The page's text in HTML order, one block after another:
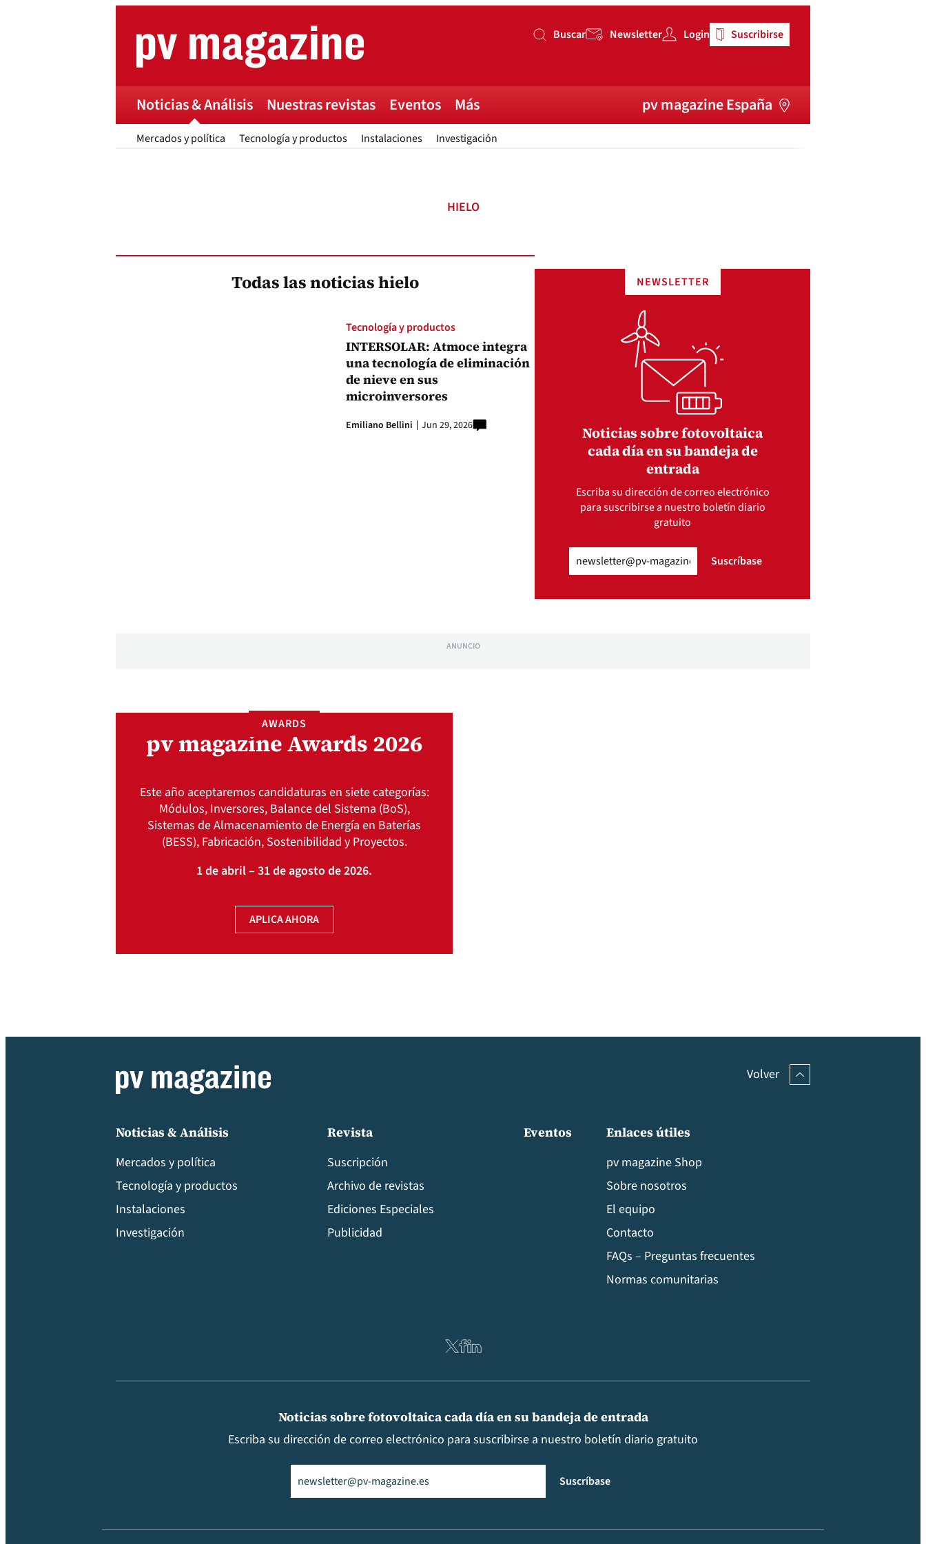
Buscar
Buscar Newsletter Login Suscribirse
Noticias & Análisis
Mercados y política Tecnología y productos Instalaciones Investigación
Nuestras revistas Eventos Más pv magazine España
HIELO
Todas las noticias hielo
Tecnología y productos
INTERSOLAR: Atmoce integra
una tecnología de eliminación
de nieve en sus
microinversores
Emiliano Bellini Jun 29, 2026
NEWSLETTER
Noticias sobre fotovoltaica
cada día en su bandeja de
entrada
Escriba su dirección de correo electrónico
para suscribirse a nuestro boletín diario
gratuito
(Obligatorio) Suscríbase
ANUNCIO
AWARDS
pv magazine Awards 2026
Este año aceptaremos candidaturas en siete categorías:
Módulos, Inversores, Balance del Sistema (BoS),
Sistemas de Almacenamiento de Energía en Baterías
(BESS), Fabricación, Sostenibilidad y Proyectos.
1 de abril – 31 de agosto de 2026.
APLICA AHORA
Volver
Noticias & Análisis
Mercados y política
Tecnología y productos
Instalaciones
Investigación
Revista
Suscripción
Archivo de revistas
Ediciones Especiales
Publicidad
Eventos
Enlaces útiles
pv magazine Shop
Sobre nosotros
El equipo
Contacto
FAQs – Preguntas frecuentes
Normas comunitarias
Noticias sobre fotovoltaica cada día en su bandeja de entrada
Escriba su dirección de correo electrónico para suscribirse a nuestro boletín diario gratuito
(Obligatorio)
Suscríbase